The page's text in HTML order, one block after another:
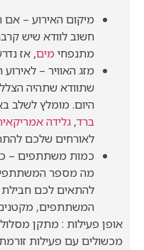
מיקום האירוע –
חשוב לוודא שיש
מתנפחימים, אז
מזג האוויר –
שתוודא שתהיה
היום. מומלץ לשלב
ברד, גלידה
לאורחים שלכם
כמות משתתפים –
מה מספר המשתתפים
להתאים לכם חבילת
המשתתפים, מקטנים
אופן פעילות : מתקן
מכשולים עם פעילות זורמת